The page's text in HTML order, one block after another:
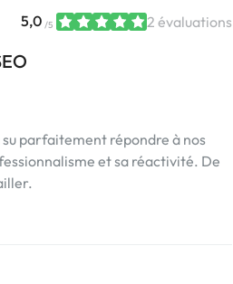
5,0 /5 2 évaluations
parfaitement répondre à nos
et sa réactivité. De